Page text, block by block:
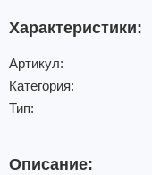
Характеристики:
Артикул:
Категория:
Тип:
Описание: